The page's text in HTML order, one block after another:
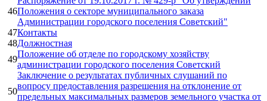
46Положения о секторе муниципального заказа
Администрации городского поселения Советский"
47Контакты
48Должностная
49
Положение об отделе по городскому хозяйству
администрации городского поселения Советский
50
Заключение о результатах публичных слушаний по
вопросу предоставления разрешения на отклонение от
предельных максимальных размеров земельного участка от